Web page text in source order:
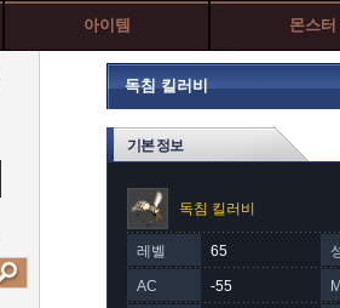
아이템 몬스터
독침 킬러비
기본 정보
독침 킬러비
레벨 65
AC -55